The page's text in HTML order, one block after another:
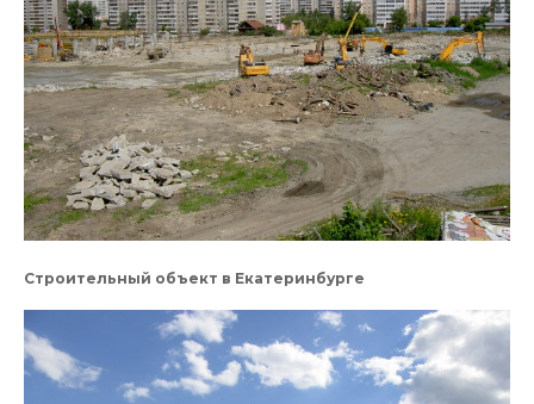
Строительный объект в Екатеринбурге